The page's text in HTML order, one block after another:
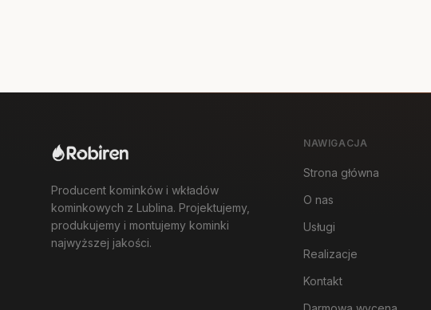
Producent kominków i wkładów
kominkowych z Lublina. Projektujemy,
produkujemy i montujemy kominki
najwyższej jakości.
NAWIGACJA
Strona główna
O nas
Usługi
Realizacje
Kontakt